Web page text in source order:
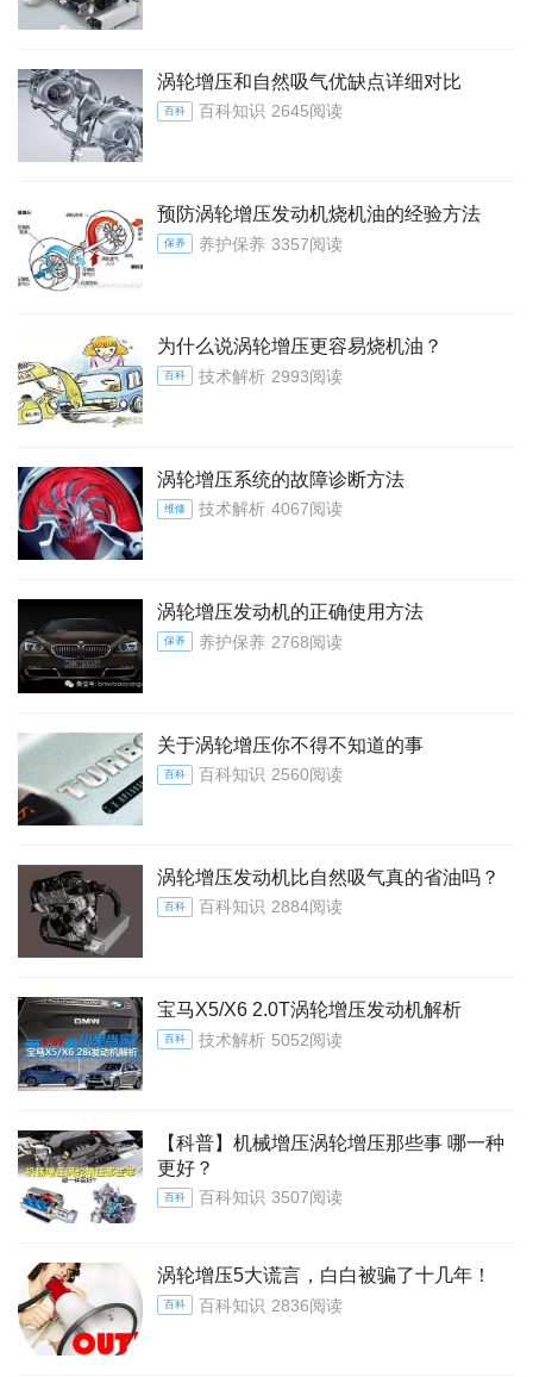
涡轮增压和自然吸气优缺点详细对比
百科 百科知识 2645阅读
预防涡轮增压发动机烧机油的经验方法
保养 养护保养 3357阅读
为什么说涡轮增压更容易烧机油？
百科 技术解析 2993阅读
涡轮增压系统的故障诊断方法
维修 技术解析 4067阅读
涡轮增压发动机的正确使用方法
保养 养护保养 2768阅读
关于涡轮增压你不得不知道的事
百科 百科知识 2560阅读
涡轮增压发动机比自然吸气真的省油吗？
百科 百科知识 2884阅读
宝马X5/X6 2.0T涡轮增压发动机解析
百科 技术解析 5052阅读
【科普】机械增压涡轮增压那些事 哪一种
更好？
百科 百科知识 3507阅读
涡轮增压5大谎言，白白被骗了十几年！
百科 百科知识 2836阅读